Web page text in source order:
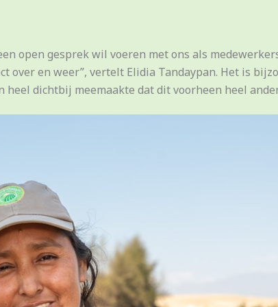
open gesprek wil voeren met ons als
over en weer”, vertelt Elidia Tandaypan. Het is
heel dichtbij meemaakte dat dit voorheen heel